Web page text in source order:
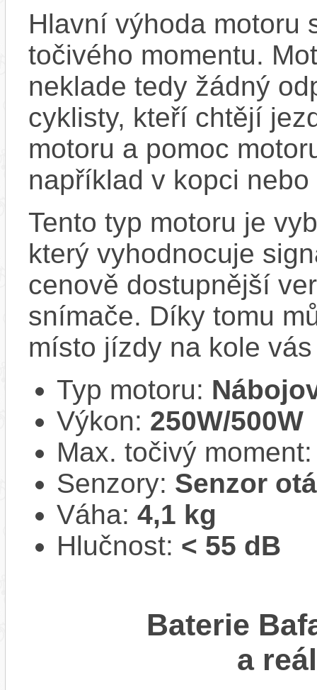
Hlavní výhoda motoru
točivého momentu.
neklade tedy žádný
cyklisty, kteří chtějí
motoru a pomoc
například v kopci
Tento typ motoru je
který vyhodnocuje
cenově dostupnější
snímače. Díky tomu
místo jízdy na kole
Typ motoru:
Výkon: 250W/500W
Max. točivý
Senzory: Senzor
Váha: 4,1 kg
Hlučnost: < 55 dB
Baterie
a